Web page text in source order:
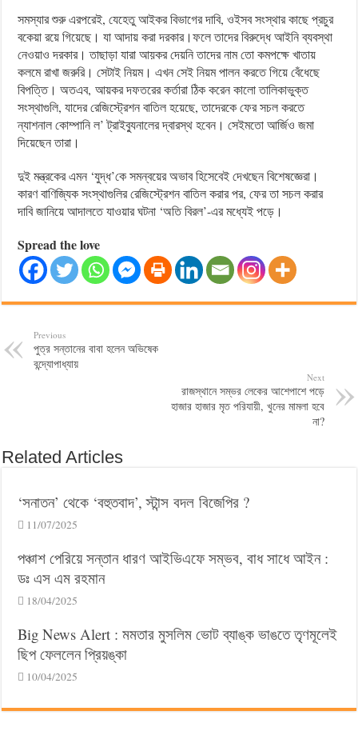
সমস্যার শুরু এরপরেই, যেহেতু আইকর বিভাগের দাবি, ওইসব সংস্থার কাছে প্রচুর
বকেয়া রয়ে গিয়েছে। যা আদায় করা দরকার।ফলে তাদের বিরুদ্ধে আইনি ব্যবস্থা
নেওয়াও দরকার। তাছাড়া যারা আয়কর দেয়নি তাদের নাম তো কমপক্ষে খাতায়
কলমে রাখা জরুরি। সেটাই নিয়ম। এখন সেই নিয়ম পালন করতে গিয়ে বেঁধেছে
বিপত্তি। অতএব, আয়কর দফতরের কর্তারা ঠিক করেন কালো তালিকাভুক্ত
সংস্থাগুলি, যাদের রেজিস্ট্রেশন বাতিল হয়েছে, তাদেরকে ফের সচল করতে
ন্যাশনাল কোম্পানি ল’ ট্রাইব্যুনালের দ্বারস্থ হবেন। সেইমতো আর্জিও জমা
দিয়েছেন তারা।
দুই মন্ত্রকের এমন ‘যুদ্ধ’কে সমন্বয়ের অভাব হিসেবেই দেখছেন বিশেষজ্ঞেরা।
কারণ বাণিজ্যিক সংস্থাগুলির রেজিস্ট্রেশন বাতিল করার পর, ফের তা সচল করার
দাবি জানিয়ে আদালতে যাওয়ার ঘটনা ‘অতি বিরল’-এর মধ্যেই পড়ে।
Spread the love
Previous
পুত্র সন্তানের বাবা হলেন অভিষেক
বন্দ্যোপাধ্যায়
Next
রাজস্থানে সম্ভর লেকের আশেপাশে পড়ে
হাজার হাজার মৃত পরিযায়ী, খুনের মামলা হবে
না?
Related Articles
‘সনাতন’ থেকে ‘বহুতবাদ’, স্টান্স বদল বিজেপির ?
11/07/2025
পঞ্চাশ পেরিয়ে সন্তান ধারণ আইভিএফে সম্ভব, বাধ সাধে আইন :
ডঃ এস এম রহমান
18/04/2025
Big News Alert : মমতার মুসলিম ভোট ব্যাঙ্ক ভাঙতে তৃণমূলেই
ছিপ ফেললেন প্রিয়ঙ্কা
10/04/2025